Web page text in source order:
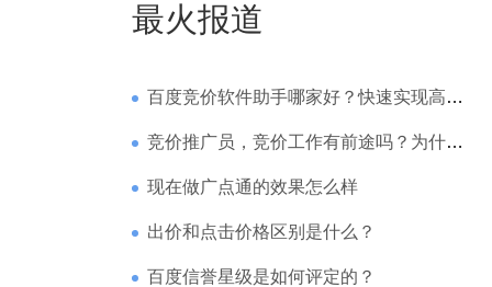
最火报道
百度竞价软件助手哪家好？快速实现高回报哪家强？
竞价推广员，竞价工作有前途吗？为什么待遇那么高
现在做广点通的效果怎么样
出价和点击价格区别是什么？
百度信誉星级是如何评定的？